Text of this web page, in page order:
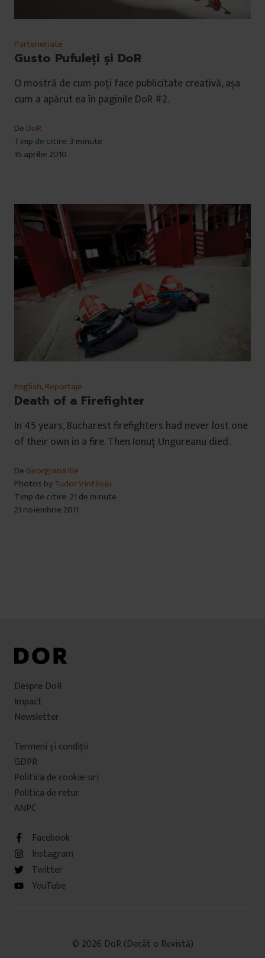
Parteneriate
Gusto Pufuleţi şi DoR
O mostră de cum poți face publicitate creativă, așa
cum a apărut ea în paginile DoR #2.
De DoR
Timp de citire: 3 minute
16 aprilie 2010
English,Reportaje
Death of a Firefighter
In 45 years, Bucharest firefighters had never lost one
of their own in a fire. Then Ionuţ Ungureanu died.
De Georgiana Ilie
Photos byTudor Vintiloiu
Timp de citire: 21 de minute
21 noiembrie 2011
Despre DoR
Impact
Newsletter
Termeni şi condiţii
GDPR
Politica de cookie-uri
Politica de retur
ANPC
Facebook
Instagram
Twitter
YouTube
© 2026 DoR (Decât o Revistă)